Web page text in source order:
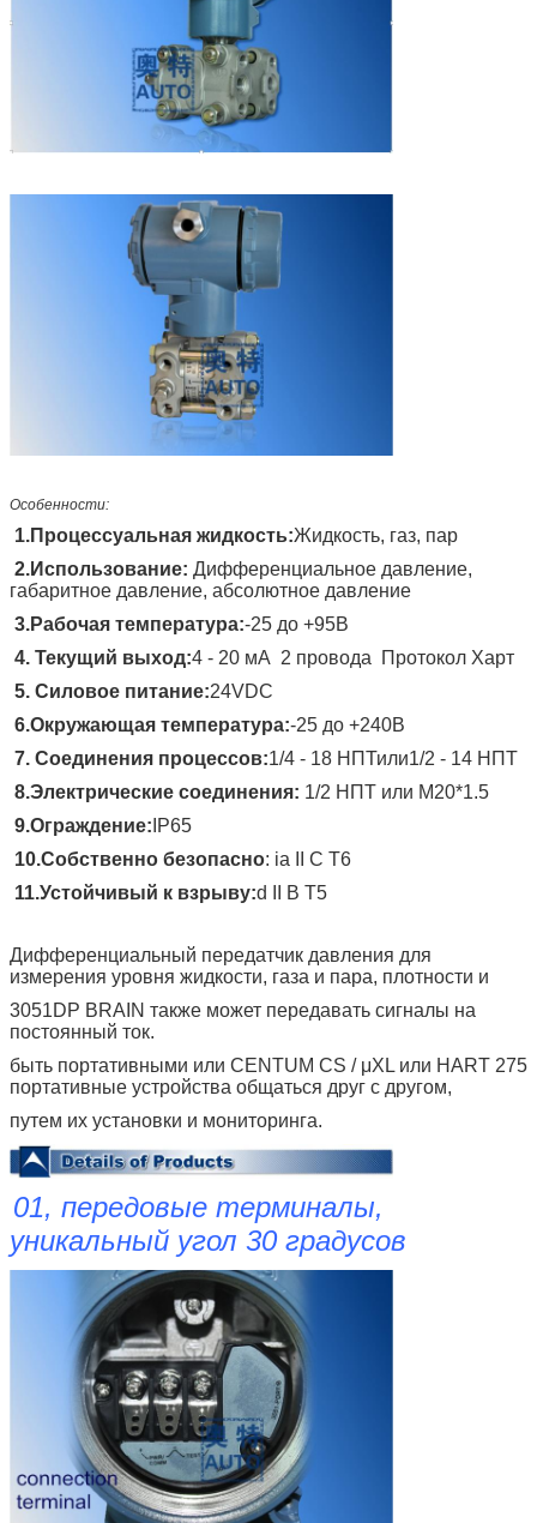
Особенности:
1.Процессуальная жидкость:Жидкость, газ, пар
2.Использование: Дифференциальное давление,
габаритное давление, абсолютное давление
3.Рабочая температура:-25 до +95В
4. Текущий выход:4 - 20 мА 2 провода
Протокол Харт
5. Силовое питание:24VDC
6.Окружающая температура:-25 до +240В
7. Соединения процессов:1/4 - 18 НПТили1/2 - 14 НПТ
8.Электрические соединения: 1/2 НПТ или M20*1.5
9.Ограждение: IP65
10.Собственно безопасно: ia II C T6
11.Устойчивый к взрыву:d II B T5
Дифференциальный передатчик давления для
измерения уровня жидкости, газа и пара, плотности и
3051DP BRAIN также может передавать сигналы на
постоянный ток.
быть портативными или CENTUM CS / μXL или HART 275
портативные устройства общаться друг с другом,
путем их установки и мониторинга.
01, передовые терминалы,
уникальный угол 30 градусов